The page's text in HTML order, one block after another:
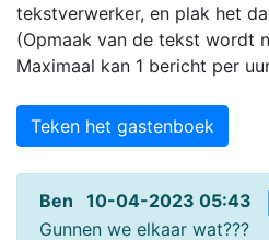
tekstverwerker, en plak het
(Opmaak van de tekst wordt
Maximaal kan 1 bericht per
Teken het gastenboek
Ben 10-04-2023 05:43
Gunnen we elkaar wat???